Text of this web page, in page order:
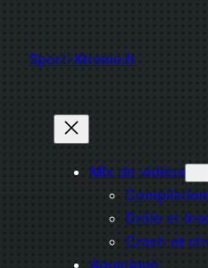
contenu
Sport-Xtreme.fr
Mix de vidéos
Drôle et
Crash et
Aquatique